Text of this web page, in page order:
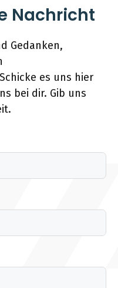
Nachricht
Gedanken,
es uns hier
bei dir. Gib uns